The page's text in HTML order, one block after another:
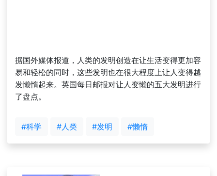
据国外媒体报道，人类的发明创造在让生活变得更加容
易和轻松的同时，这些发明也在很大程度上让人变得越
发懒惰起来。英国每日邮报对让人变懒的五大发明进行
了盘点。
#科学 #人类 #发明 #懒惰